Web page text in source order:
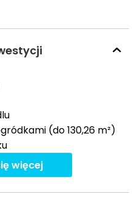
(do 130,26 m²)
więcej